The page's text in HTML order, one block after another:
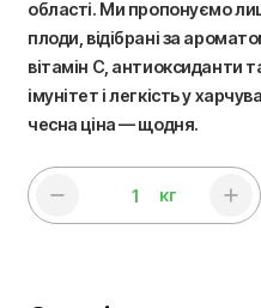
області. Ми пропонуємо
плоди, відібрані за
вітамін C, антиоксиданти
імунітет і легкість у
чесна ціна — щодня.
кг